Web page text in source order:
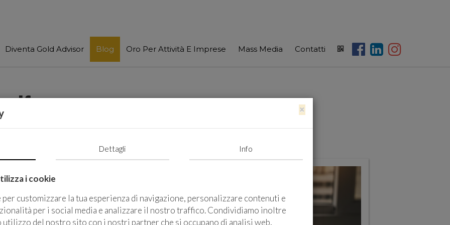
Diventa Gold Advisor Blog Oro Per Attività E Imprese Mass Media Contatti
Salvezza di un'Intera Nazione
settimana, mi sono
che ho imparato in
le cose si fanno
è un'ancora di
×
Dettagli Info
i cookie
customizzare la tua esperienza di navigazione, personalizzare contenuti e
per i social media e analizzare il nostro traffico. Condividiamo inoltre
del nostro sito con i nostri partner che si occupano di analisi web,